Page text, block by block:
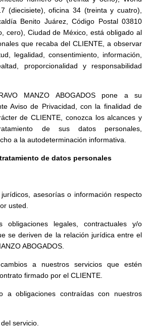
(diecisiete), oficina 34 (treinta y cuatro),
Benito Juárez, Código Postal 03810
cero), Ciudad de México, está obligado al
que recaba del CLIENTE, a observar
legalidad, consentimiento, información,
proporcionalidad y responsabilidad
MANZO ABOGADOS pone a su
Aviso de Privacidad, con la finalidad de
de CLIENTE, conozca los alcances y
de sus datos personales,
a la autodeterminación informativa.
de datos personales
asesorías o información respecto
usted.
legales, contractuales y/o
se deriven de la relación jurídica entre el
ABOGADOS.
a nuestros servicios que estén
firmado por el CLIENTE.
a obligaciones contraídas con nuestros
servicio.